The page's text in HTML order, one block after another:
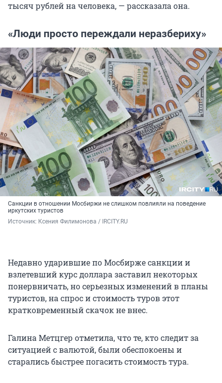
тысяч рублей на человека, — рассказала она.
«Люди просто переждали неразбериху»
Санкции в отношении Мосбиржи не слишком повлияли на поведение
иркутских туристов
Источник: Ксения Филимонова / IRCITY.RU
Недавно ударившие по Мосбирже санкции и
взлетевший курс доллара заставил некоторых
понервничать, но серьезных изменений в планы
туристов, на спрос и стоимость туров этот
кратковременный скачок не внес.
Галина Метцгер отметила, что те, кто следит за
ситуацией с валютой, были обеспокоены и
старались быстрее погасить стоимость тура.